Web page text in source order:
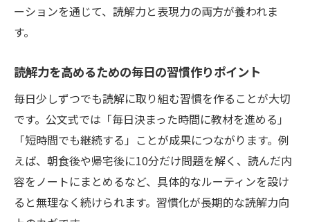
ーションを通じて、読解力と表現力の両方が養われま
す。
読解力を高めるための毎日の習慣作りポイント
毎日少しずつでも読解に取り組む習慣を作ることが大切
です。公文式では「毎日決まった時間に教材を進める」
「短時間でも継続する」ことが成果につながります。例
えば、朝食後や帰宅後に10分だけ問題を解く、読んだ内
容をノートにまとめるなど、具体的なルーティンを設け
ると無理なく続けられます。習慣化が長期的な読解力向